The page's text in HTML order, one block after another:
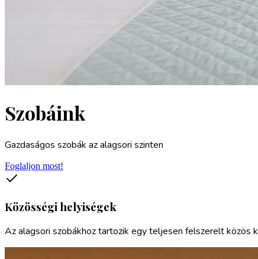
Szobáink
Gazdaságos szobák az alagsori szinten
Foglaljon most!
Közösségi helyiségek
Az alagsori szobákhoz tartozik egy teljesen felszerelt közös